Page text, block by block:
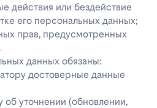
действия или бездействие
его персональных данных;
прав, предусмотренных
данных обязаны:
достоверные данные
уточнении (обновлении,